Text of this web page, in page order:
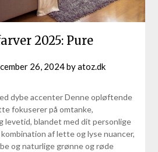
2025: Pure
26, 2024byatoz.dk
dybe accenter Denne opløftende
fokuserer på omtanke,
levetid, blandet med dit personlige
af lette og lyse nuancer,
og naturlige grønne og røde